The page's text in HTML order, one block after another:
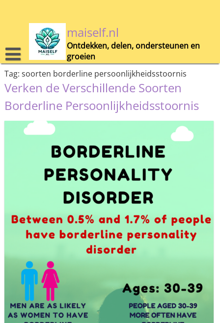
maiself.nl
Ontdekken, delen, ondersteunen en
groeien
Tag: soorten borderline persoonlijkheidsstoornis
Verken de Verschillende Soorten
Borderline Persoonlijkheidsstoornis